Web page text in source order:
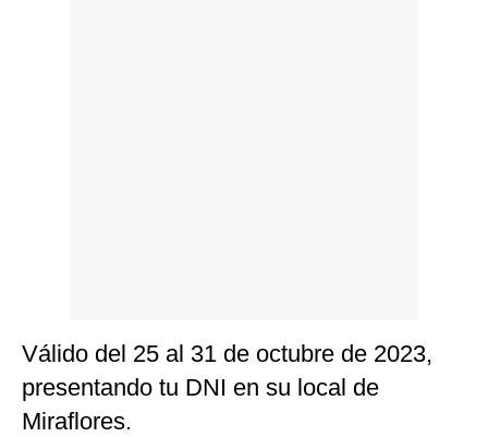
Válido del 25 al 31 de octubre de 2023,
presentando tu DNI en su local de
Miraflores.